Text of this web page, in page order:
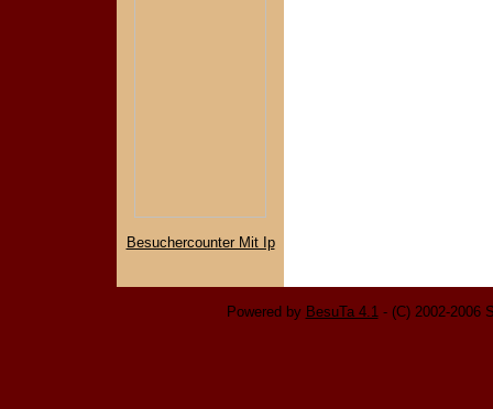
Besuchercounter Mit Ip
Powered by BesuTa 4.1- (C) 2002-2006